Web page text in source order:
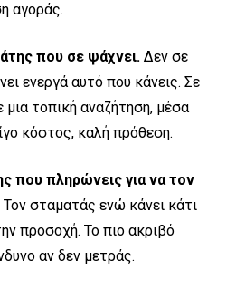
αγοράς.
που σε ψάχνει. Δεν σε
ενεργά αυτό που κάνεις. Σε
μια τοπική αναζήτηση, μέσα
κόστος, καλή πρόθεση.
που πληρώνεις για να τον
Τον σταματάς ενώ κάνει κάτι
προσοχή. Το πιο ακριβό
αν δεν μετράς.